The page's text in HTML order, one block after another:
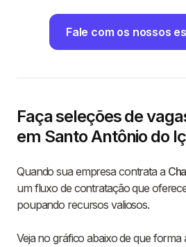
Fale com os nossos
Faça seleções de
em Santo Antônio do
Quando sua empresa contrata a
um fluxo de contratação que
poupando recursos valiosos.
Veja no gráfico abaixo de que forma